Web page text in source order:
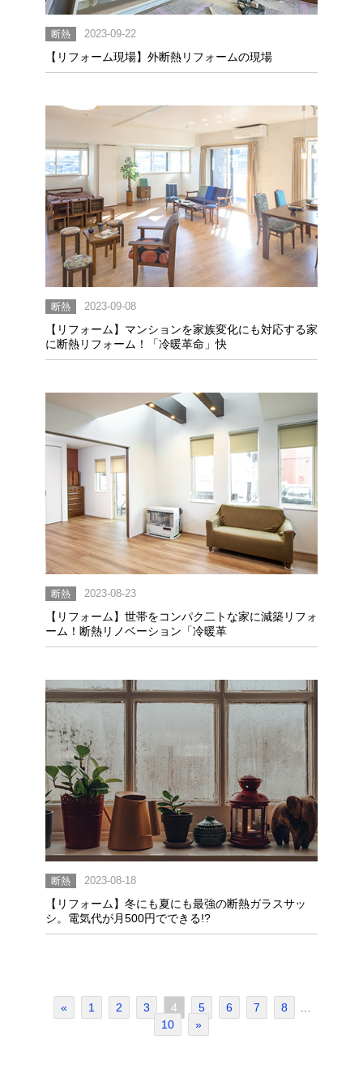
断熱 2023-09-22
【リフォーム現場】外断熱リフォームの現場
断熱 2023-09-08
【リフォーム】マンションを家族変化にも対応する家
に断熱リフォーム！「冷暖革命」快
断熱 2023-08-23
【リフォーム】世帯をコンパク二トな家に減築リフォ
ーム！断熱リノベーション「冷暖革
断熱 2023-08-18
【リフォーム】冬にも夏にも最強の断熱ガラスサッ
シ。電気代が月500円でできる!?
« 1 2 3 4 5 6 7 8
10
»